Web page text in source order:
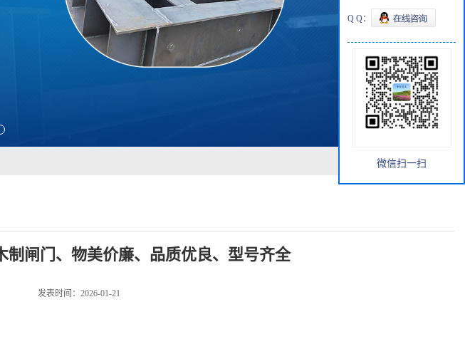
制闸门、物美价廉、品质优良、型号齐全
发表时间：2026-01-21
Q Q：
微信扫一扫